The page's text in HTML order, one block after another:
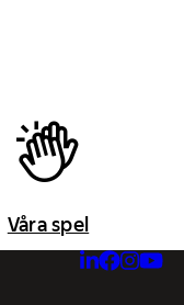
Våra spel